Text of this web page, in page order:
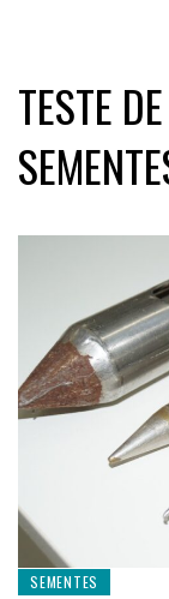
TESTE
SEMENTES